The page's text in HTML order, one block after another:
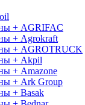
+ AGRIFAC
+ Agrokraft
+ AGROTRUCK
+ Akpil
+ Amazone
+ Ark Group
+ Basak